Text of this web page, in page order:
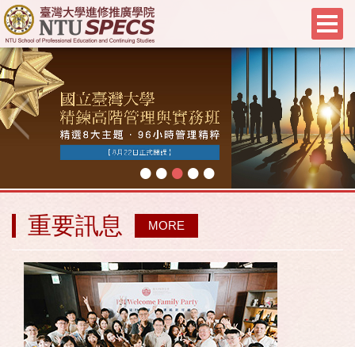
•••••
重要訊息 MORE